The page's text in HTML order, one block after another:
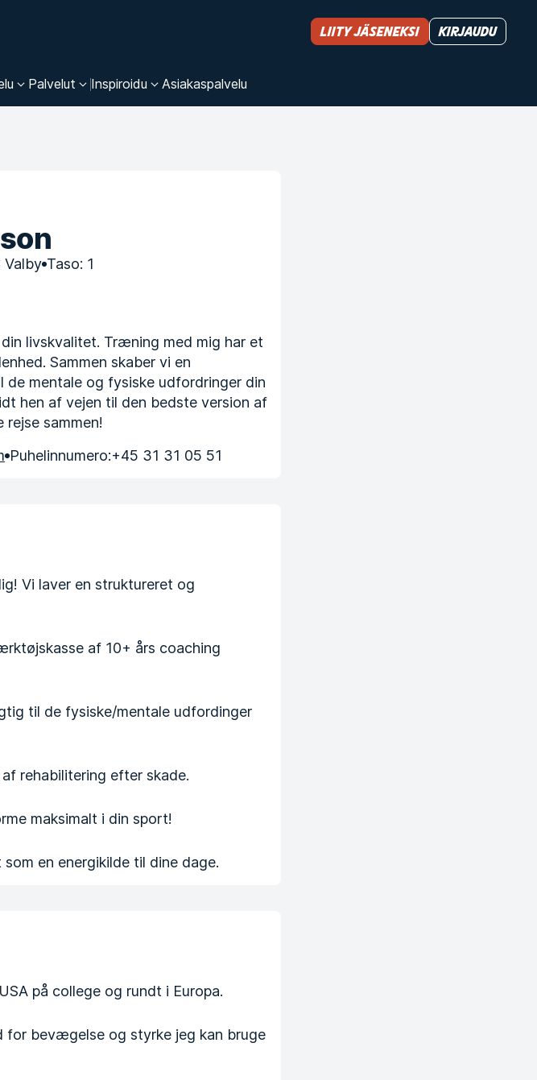
Palvelut Inspiroidu Asiakas­palvelu
Liity jäseneksi Kirjaudu
Valby Taso: 1
livskvalitet. Træning med mig har et
Sammen skaber vi en
mentale og fysiske udfordringer din
hen af vejen til den bedste version af
sammen!
Puhelinnumero:+45 31 31 05 51
Vi laver en struktureret og
af 10+ års coaching
til de fysiske/mentale udfordinger
rehabilitering efter skade.
maksimalt i din sport!
en energikilde til dine dage.
på college og rundt i Europa.
bevægelse og styrke jeg kan bruge